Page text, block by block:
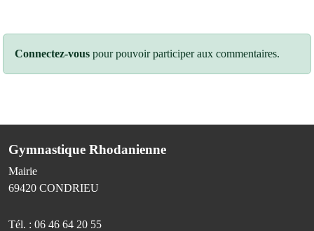
Connectez-vous pour pouvoir participer aux commentaires.
Gymnastique Rhodanienne
Mairie
69420 CONDRIEU
Tél. : 06 46 64 20 55